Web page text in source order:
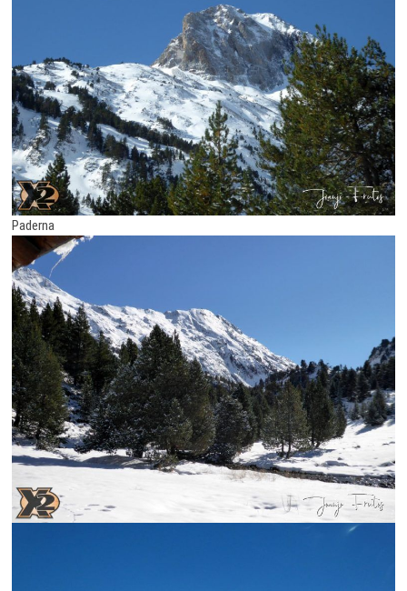
Paderna